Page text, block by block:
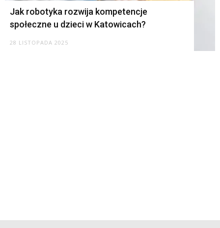
Jak robotyka rozwija kompetencje
społeczne u dzieci w Katowicach?
28 LISTOPADA 2025